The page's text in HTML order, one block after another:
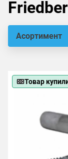
Асортимент
Товар